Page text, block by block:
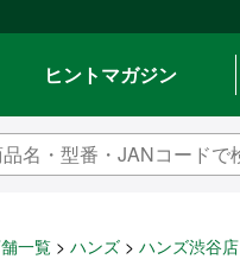
ヒントマガジン
一覧 ハンズ ハンズ渋谷店